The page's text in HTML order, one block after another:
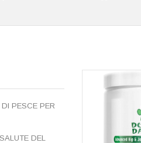
PESCE PER
DEL